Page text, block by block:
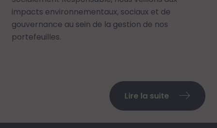
impacts environnementaux, sociaux et de
gouvernance au sein de la gestion de nos
portefeuilles.
Lire la suite